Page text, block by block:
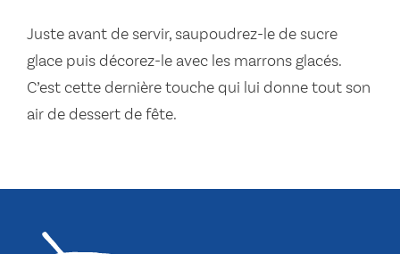
Juste avant de servir, saupoudrez-le de sucre
glace puis décorez-le avec les marrons glacés.
C’est cette dernière touche qui lui donne tout son
air de dessert de fête.